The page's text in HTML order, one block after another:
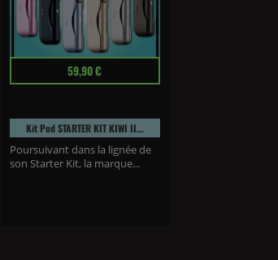
Prix 59,90 €
Kit Pod STARTER KIT KIWI II...
Poursuivant dans la lignée de
son Starter Kit, la marque...